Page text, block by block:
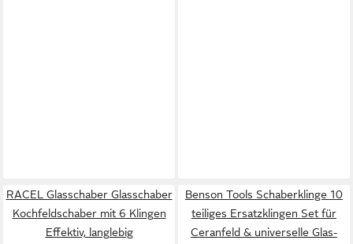
RACEL Glasschaber Glasschaber
Kochfeldschaber mit 6 Klingen
Effektiv, langlebig
Benson Tools Schaberklinge 10
teiliges Ersatzklingen Set für
Ceranfeld & universelle Glas-